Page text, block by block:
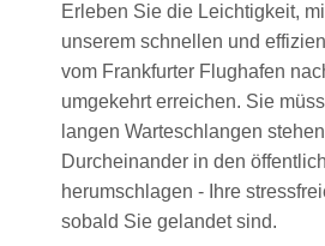
Erleben Sie die Leichtigkeit,
unserem schnellen und
vom Frankfurter Flughafen
umgekehrt erreichen. Sie
langen Warteschlangen
Durcheinander in den
herumschlagen - Ihre
sobald Sie gelandet sind.